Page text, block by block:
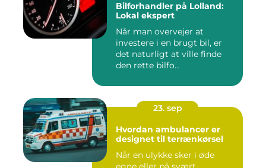
Bilforhandler på Lolland:
Lokal ekspert
Når man overvejer at
investere i en brugt bil, er
det naturligt at ville finde
den rette bilfo...
23. sep
Hvordan ambulancer er
designet til terrænkørsel
Når en ulykke sker i øde